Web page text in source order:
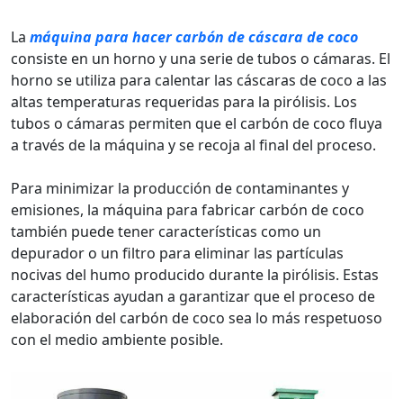
La máquina para hacer carbón de cáscara de coco
consiste en un horno y una serie de tubos o cámaras. El
horno se utiliza para calentar las cáscaras de coco a las
altas temperaturas requeridas para la pirólisis. Los
tubos o cámaras permiten que el carbón de coco fluya
a través de la máquina y se recoja al final del proceso.
Para minimizar la producción de contaminantes y
emisiones, la máquina para fabricar carbón de coco
también puede tener características como un
depurador o un filtro para eliminar las partículas
nocivas del humo producido durante la pirólisis. Estas
características ayudan a garantizar que el proceso de
elaboración del carbón de coco sea lo más respetuoso
con el medio ambiente posible.